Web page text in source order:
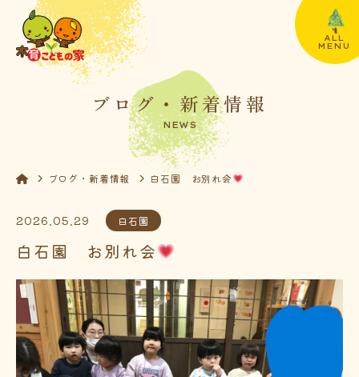
ALL
MENU
ブログ・新着情報
NEWS
ブログ・新着情報 白石園 お別れ会
2026.05.29 白石園
白石園 お別れ会